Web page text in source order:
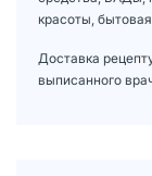
красоты,
Доставка
выписанного